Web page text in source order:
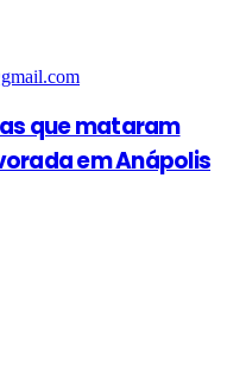
que mataram
em Anápolis